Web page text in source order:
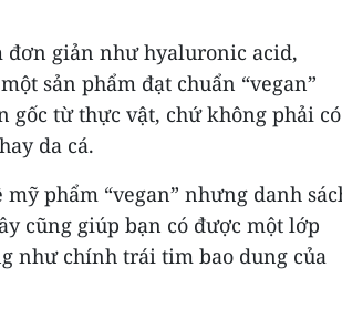
đơn giản như hyaluronic acid,
sản phẩm đạt chuẩn “vegan”
gốc từ thực vật, chứ không phải có
da cá.
phẩm “vegan” nhưng danh
cũng giúp bạn có được một lớp
như chính trái tim bao dung của